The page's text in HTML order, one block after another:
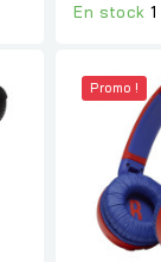
En stock
Promo !